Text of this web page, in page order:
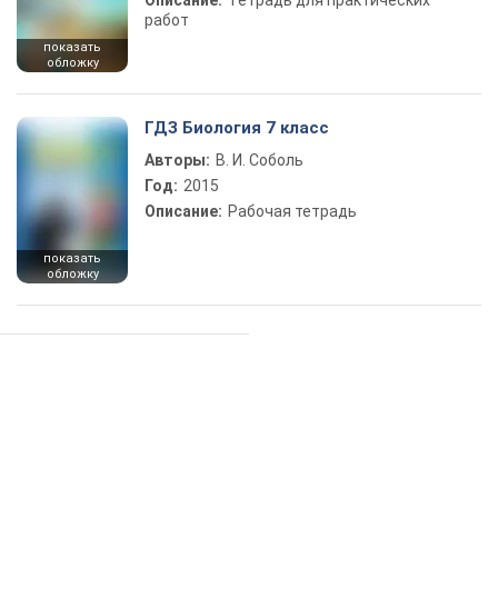
показать
обложку
работ
показать
обложку
ГДЗ Биология 7 класс
Авторы: В. И. Соболь
Год: 2015
Описание: Рабочая тетрадь